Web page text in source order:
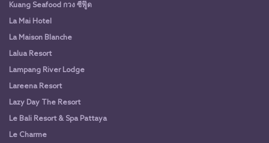
Kuang Seafood กวง ซีฟู๊ด
La Mai Hotel
La Maison Blanche
Lalua Resort
Lampang River Lodge
Lareena Resort
Lazy Day The Resort
Le Bali Resort & Spa Pattaya
Le Charme